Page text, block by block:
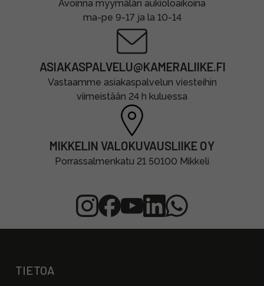
Avoinna myymälän aukioloaikoina
ma-pe 9-17 ja la 10-14
ASIAKASPALVELU@KAMERALIIKE.FI
Vastaamme asiakaspalvelun viesteihin
viimeistään 24 h kuluessa
MIKKELIN VALOKUVAUSLIIKE OY
Porrassalmenkatu 21 50100 Mikkeli
TIETOA